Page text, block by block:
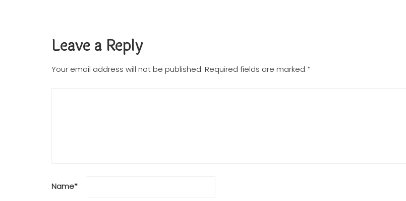
Leave a Reply
Your email address will not be published. Required fields are marked *
Name*